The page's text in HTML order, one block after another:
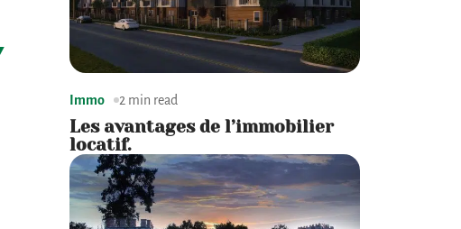
Immo 2 min read
Les avantages de l’immobilier
locatif.